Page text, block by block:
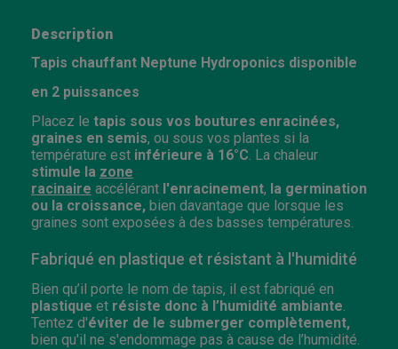
Description
Tapis chauffant Neptune Hydroponics disponible
en 2 puissances
Placez le tapis sous vos boutures enracinées,
graines en semis, ou sous vos plantes si la
température est inférieure à 16°C . La chaleur
stimule la zone
racinaire accélérant l'enracinement, la germination
ou la croissance, bien davantage que lorsque les
graines sont exposées à des basses températures.
Fabriqué en plastique et résistant à l'humidité
Bien qu’il porte le nom de tapis, il est fabriqué en
plastique et résiste donc à l’humidité ambiante
Tentez d'éviter de le submerger complètement,
bien qu'il ne s'endommage pas à cause de l’humidité.